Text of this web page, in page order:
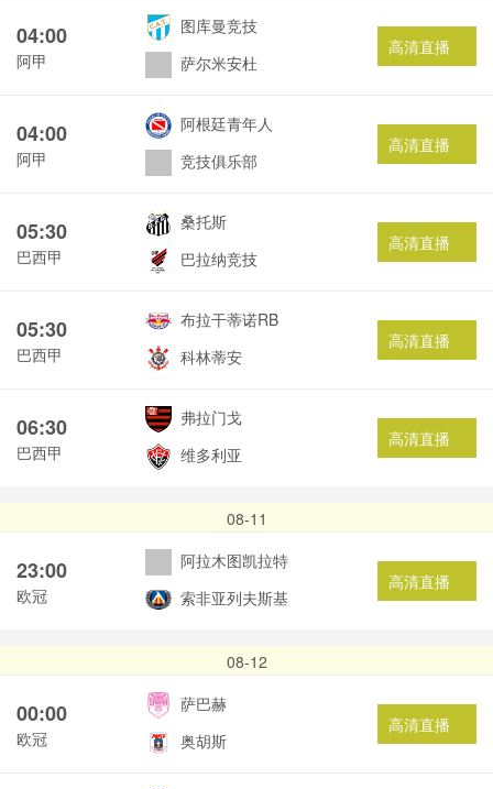
04:00
阿甲
图库曼竞技
萨尔米安杜
高清直播
04:00
阿甲
阿根廷青年人
竞技俱乐部
高清直播
05:30
巴西甲
桑托斯
巴拉纳竞技
高清直播
05:30
巴西甲
布拉干蒂诺RB
科林蒂安
高清直播
06:30
巴西甲
弗拉门戈
维多利亚
高清直播
08-11
23:00
欧冠
阿拉木图凯拉特
索非亚列夫斯基
高清直播
08-12
00:00
欧冠
萨巴赫
奥胡斯
高清直播